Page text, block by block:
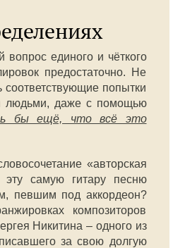
вопрос единого и чёткого
предостаточно. Не
соответствующие попытки
людьми, даже с помощью
бы ещё, что всё это
«авторская
самую гитару песню
певшим под аккордеон?
композиторов
Никитина – одного из
за свою долгую